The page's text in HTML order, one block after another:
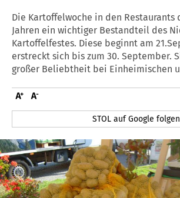
Die Kartoffelwoche in den Restaurants
Jahren ein wichtiger Bestandteil des
Kartoffelfestes. Diese beginnt am
erstreckt sich bis zum 30. September.
großer Beliebtheit bei Einheimischen
STOL auf Google folgen